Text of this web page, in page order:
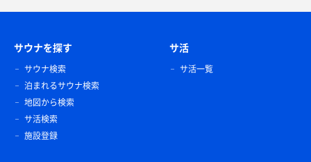
サウナを探す
サウナ検索
泊まれるサウナ検索
地図から検索
サ活検索
施設登録
サ活
サ活一覧